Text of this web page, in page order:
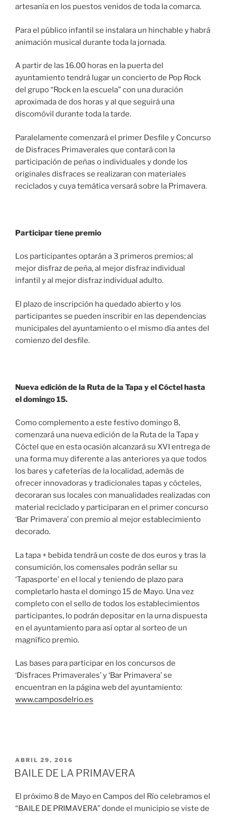
artesanía en los puestos venidos de toda la comarca.
Para el público infantil se instalara un hinchable y habrá
animación musical durante toda la jornada.
A partir de las 16.00 horas en la puerta del
ayuntamiento tendrá lugar un concierto de Pop Rock
del grupo “Rock en la escuela” con una duración
aproximada de dos horas y al que seguirá una
discomóvil durante toda la tarde.
Paralelamente comenzará el primer Desfile y Concurso
de Disfraces Primaverales que contará con la
participación de peñas o individuales y donde los
originales disfraces se realizaran con materiales
reciclados y cuya temática versará sobre la Primavera.
Participar tiene premio
Los participantes optarán a 3 primeros premios; al
mejor disfraz de peña, al mejor disfraz individual
infantil y al mejor disfraz individual adulto.
El plazo de inscripción ha quedado abierto y los
participantes se pueden inscribir en las dependencias
municipales del ayuntamiento o el mismo día antes del
comienzo del desfile.
Nueva edición de la Ruta de la Tapa y el Cóctel hasta
el domingo 15.
Como complemento a este festivo domingo 8,
comenzará una nueva edición de la Ruta de la Tapa y
Cóctel que en esta ocasión alcanzará su XVI entrega de
una forma muy diferente a las anteriores ya que todos
los bares y cafeterías de la localidad, además de
ofrecer innovadoras y tradicionales tapas y cócteles,
decoraran sus locales con manualidades realizadas con
material reciclado y participaran en el primer concurso
‘Bar Primavera’ con premio al mejor establecimiento
decorado.
La tapa + bebida tendrá un coste de dos euros y tras la
consumición, los comensales podrán sellar su
‘Tapasporte’ en el local y teniendo de plazo para
completarlo hasta el domingo 15 de Mayo. Una vez
completo con el sello de todos los establecimientos
participantes, lo podrán depositar en la urna dispuesta
en el ayuntamiento para así optar al sorteo de un
magnífico premio.
Las bases para participar en los concursos de
‘Disfraces Primaverales’ y ‘Bar Primavera’ se
encuentran en la página web del ayuntamiento:
www.camposdelrio.es
ABRIL 29, 2016
BAILE DE LA PRIMAVERA
El próximo 8 de Mayo en Campos del Río celebramos el
“BAILE DE PRIMAVERA” donde el municipio se viste de